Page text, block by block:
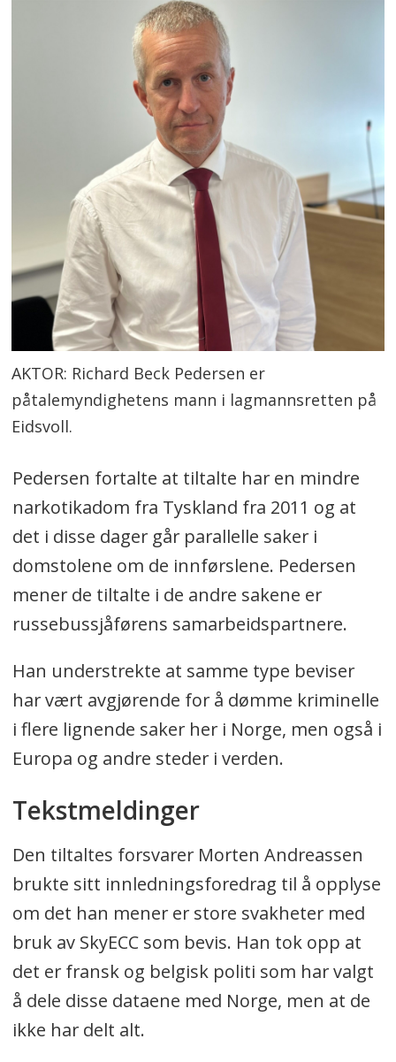
AKTOR: Richard Beck Pedersen er
påtalemyndighetens mann i lagmannsretten på
Eidsvoll.
Pedersen fortalte at tiltalte har en mindre
narkotikadom fra Tyskland fra 2011 og at
det i disse dager går parallelle saker i
domstolene om de innførslene. Pedersen
mener de tiltalte i de andre sakene er
russebussjåførens samarbeidspartnere.
Han understrekte at samme type beviser
har vært avgjørende for å dømme kriminelle
i flere lignende saker her i Norge, men også i
Europa og andre steder i verden.
Tekstmeldinger
Den tiltaltes forsvarer Morten Andreassen
brukte sitt innledningsforedrag til å opplyse
om det han mener er store svakheter med
bruk av SkyECC som bevis. Han tok opp at
det er fransk og belgisk politi som har valgt
å dele disse dataene med Norge, men at de
ikke har delt alt.